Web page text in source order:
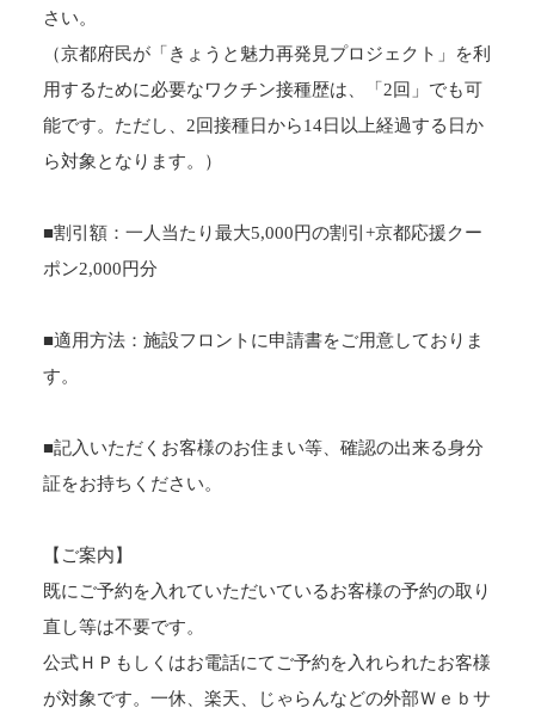
さい。
（京都府民が「きょうと魅力再発見プロジェクト」を利
用するために必要なワクチン接種歴は、「2回」でも可
能です。ただし、2回接種日から14日以上経過する日か
ら対象となります。）
■割引額：一人当たり最大5,000円の割引+京都応援クー
ポン2,000円分
■適用方法：施設フロントに申請書をご用意しておりま
す。
■記入いただくお客様のお住まい等、確認の出来る身分
証をお持ちください。
【ご案内】
既にご予約を入れていただいているお客様の予約の取り
直し等は不要です。
公式ＨＰもしくはお電話にてご予約を入れられたお客様
が対象です。一休、楽天、じゃらんなどの外部Ｗｅｂサ